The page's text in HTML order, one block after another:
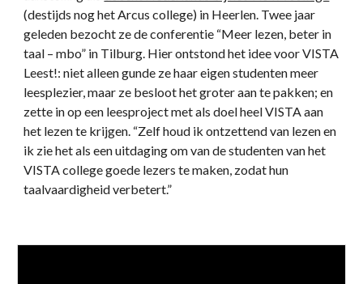
(destijds nog het Arcus college) in Heerlen. Twee jaar
geleden bezocht ze de conferentie “Meer lezen, beter in
taal – mbo” in Tilburg. Hier ontstond het idee voor VISTA
Leest!: niet alleen gunde ze haar eigen studenten meer
leesplezier, maar ze besloot het groter aan te pakken; en
zette in op een leesproject met als doel heel VISTA aan
het lezen te krijgen. “Zelf houd ik ontzettend van lezen en
ik zie het als een uitdaging om van de studenten van het
VISTA college goede lezers te maken, zodat hun
taalvaardigheid verbetert.”